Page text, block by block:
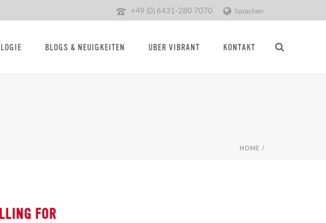
+49 (0) 6431-280 7070 Sprachen
BLOGS & NEUIGKEITEN ÜBER VIBRANT KONTAKT
HOME /
FOR